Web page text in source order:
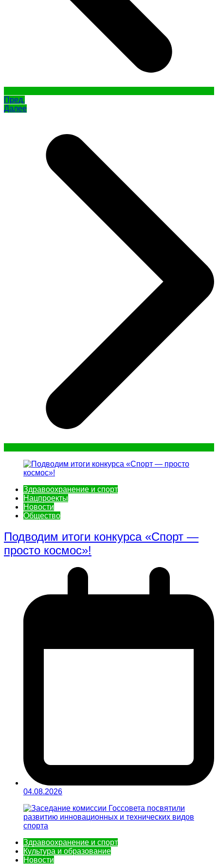
Пред.
Далее
Здравоохранение и спорт
Нацпроекты
Новости
Общество
Подводим итоги конкурса «Спорт —
просто космос»!
04.08.2026
Здравоохранение и спорт
Культура и образование
Новости